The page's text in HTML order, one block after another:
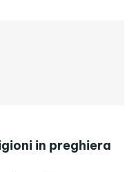
in preghiera